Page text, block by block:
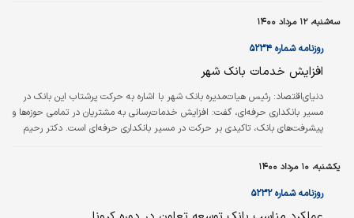
سه‌شنبه، ۱۲ مرداد ۱۴۰۰
روزنامه شماره ۵۲۳۴
افزایش خدمات بانک شهر
دنیای‌اقتصاد: رئیس هیات‌مدیره بانک شهر با اشاره به حرکت پرشتاب این بانک در
مسیر بانکداری حرفه‌ای، گفت: افزایش خدمات‌رسانی به مشتریان در تمامی حوزه‌ها و
پیشرفت‌های بانک، تاکیدی بر حرکت در مسیر بانکداری حرفه‌ای است. دکتر رحیم
چشمگیر برای تمامی ارکان بانک عنوان کرد و گفت: این بانک در آینده نزدیک،
پرچم‌دار ارائه خدمات ارزی به مشتریان در شبکه بانکی خواهد بود. وی با بیان اینکه
در حال حاضر بانک شهر یکی از بانک‌های صاحب‌نام…
یکشنبه، ۱۰ مرداد ۱۴۰۰
روزنامه شماره ۵۲۳۲